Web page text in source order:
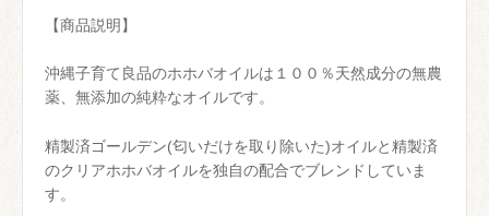
【商品説明】
沖縄子育て良品のホホバオイルは１００％天然成分の無農
薬、無添加の純粋なオイルです。
精製済ゴールデン(匂いだけを取り除いた)オイルと精製済
のクリアホホバオイルを独自の配合でブレンドしていま
す。